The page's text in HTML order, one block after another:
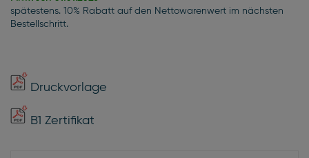
spätestens. 10% Rabatt auf den Nettowarenwert im nächsten
Bestellschritt.
Druckvorlage
B1 Zertifikat